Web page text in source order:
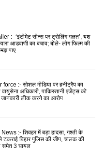
:- ‘इंटीमेट सीन्स पर ट्रोलिंग गलत’, यश
आडवाणी का बचाव; बोले- लोग फिल्म की
पाए
force :- सोशल मीडिया पर हनीट्रैप का
अधिकारी, पाकिस्तानी एजेंट्स को
लीक करने का आरोप
:- शिवहर में बड़ा हादसा, गश्ती के
टकराई बिहार पुलिस की जीप, चालक की
समेत 3 घायल